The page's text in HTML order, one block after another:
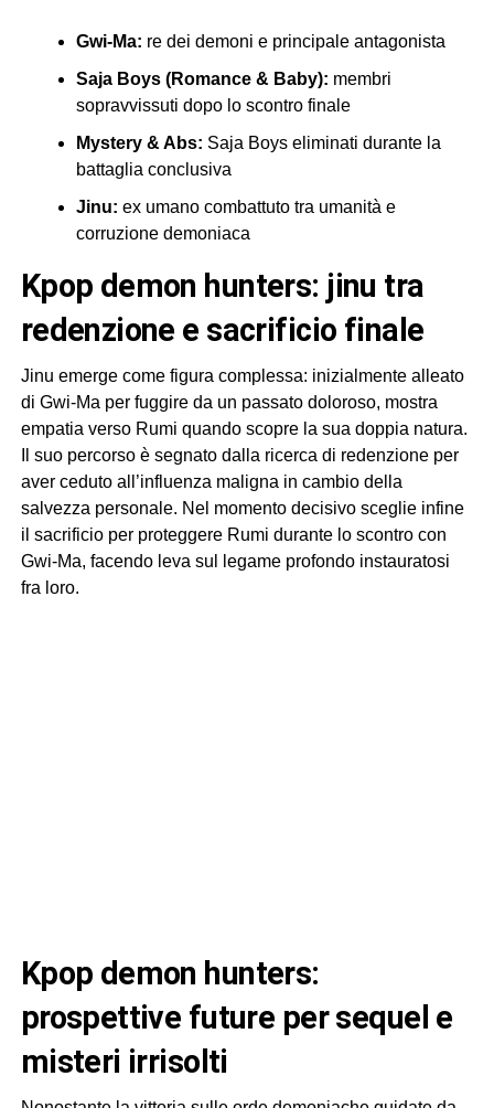
Gwi-Ma: re dei demoni e principale antagonista
Saja Boys (Romance & Baby): membri
sopravvissuti dopo lo scontro finale
Mystery & Abs: Saja Boys eliminati durante la
battaglia conclusiva
Jinu: ex umano combattuto tra umanità e
corruzione demoniaca
kpop demon hunters: jinu tra
redenzione e sacrificio finale
Jinu emerge come figura complessa: inizialmente alleato
di Gwi-Ma per fuggire da un passato doloroso, mostra
empatia verso Rumi quando scopre la sua doppia natura.
Il suo percorso è segnato dalla ricerca di redenzione per
aver ceduto all’influenza maligna in cambio della
salvezza personale. Nel momento decisivo sceglie infine
il sacrificio per proteggere Rumi durante lo scontro con
Gwi-Ma, facendo leva sul legame profondo instauratosi
fra loro.
kpop demon hunters:
prospettive future per sequel e
misteri irrisolti